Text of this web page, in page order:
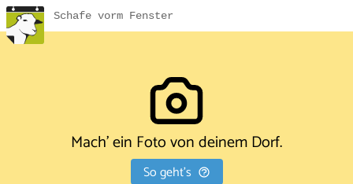
Schafe vorm Fenster
Mach' ein Foto von deinem Dorf.
So geht's